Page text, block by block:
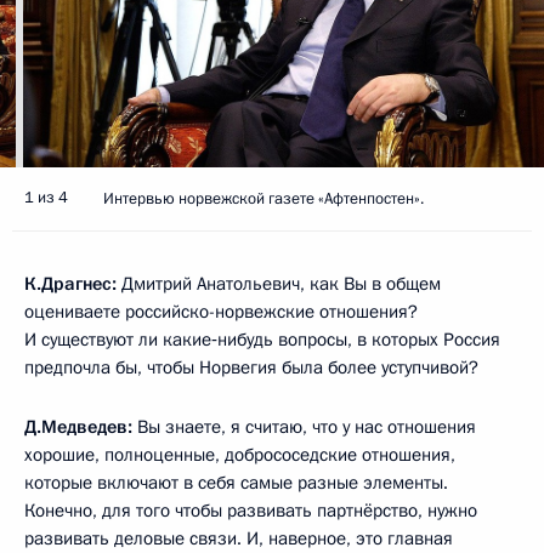
1 из 4 Интервью норвежской газете «Афтенпостен».
К.Драгнес: Дмитрий Анатольевич, как Вы в общем
оцениваете российско-норвежские отношения?
И существуют ли какие‑нибудь вопросы, в которых Россия
предпочла бы, чтобы Норвегия была более уступчивой?
Д.Медведев: Вы знаете, я считаю, что у нас отношения
хорошие, полноценные, добрососедские отношения,
которые включают в себя самые разные элементы.
Конечно, для того чтобы развивать партнёрство, нужно
развивать деловые связи. И, наверное, это главная